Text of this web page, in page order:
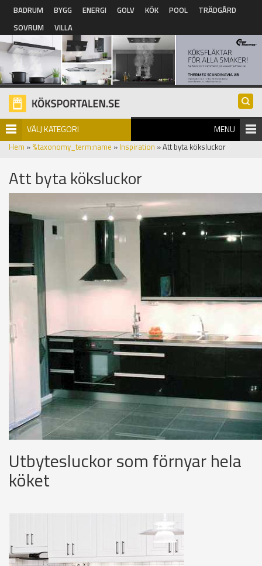
Hoppa till huvudinnehåll
BADRUM BYGG ENERGI GOLV KÖK POOL
TRÄDGÅRD
SOVRUM
VILLA
VÄLJ KATEGORI MENU
Hem » %taxonomy_term:name » Inspiration » Att byta köksluckor
Att byta köksluckor
Utbytesluckor som förnyar hela
köket